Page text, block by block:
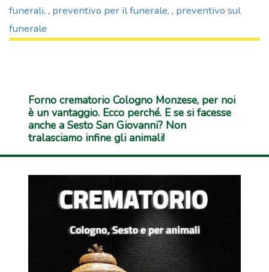
funerali , preventivo per il funerale , preventivo sul
funerale
Forno crematorio Cologno Monzese, per noi
è un vantaggio. Ecco perché. E se si facesse
anche a Sesto San Giovanni? Non
tralasciamo infine gli animali!